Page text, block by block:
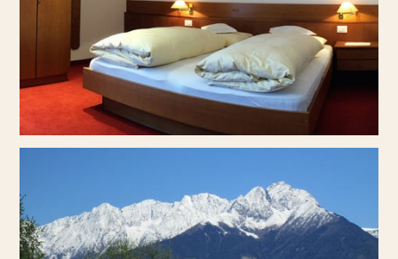
Zimmer
Ferienwohnungen
Wanderurlaub
Familienurlaub
Umgebung
Preise & Infos